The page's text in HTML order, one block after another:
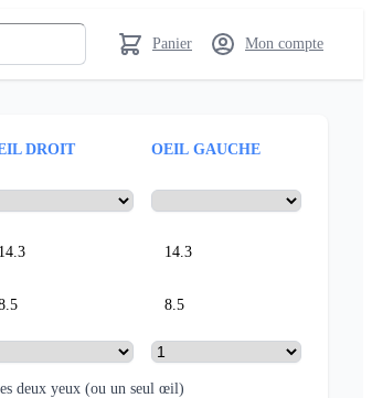
Panier Mon compte
DROIT OEIL GAUCHE
14.3 14.3
8.5
deux yeux (ou un seul œil)